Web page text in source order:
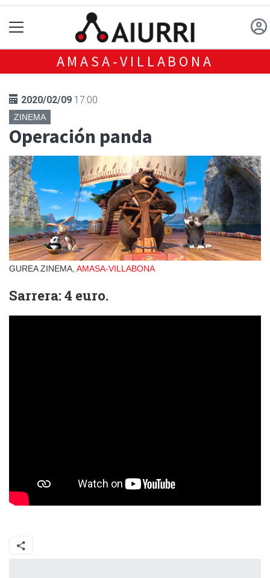
AMASA-VILLABONA
2020/02/09 17:00
ZINEMA
Operación panda
GUREA ZINEMA, AMASA-VILLABONA
Sarrera: 4 euro.